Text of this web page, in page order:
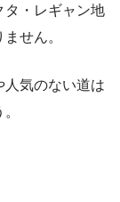
タ・レギャン地
せん。
人気のない道は